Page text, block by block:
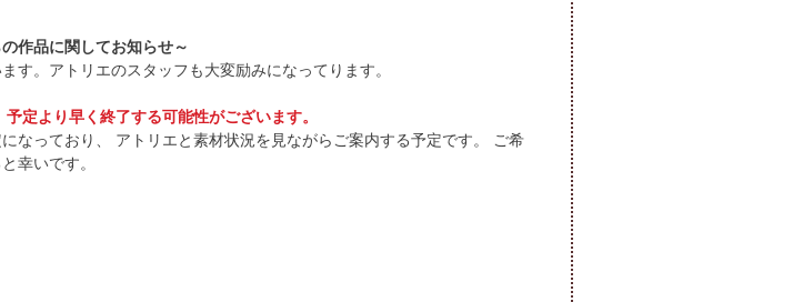
作品に関してお知らせ～
す。アトリエのスタッフも大変励みになってります。
定より早く終了する可能性がございます。
なっており、 アトリエと素材状況を見ながらご案内する予定です。 ご希
幸いです。